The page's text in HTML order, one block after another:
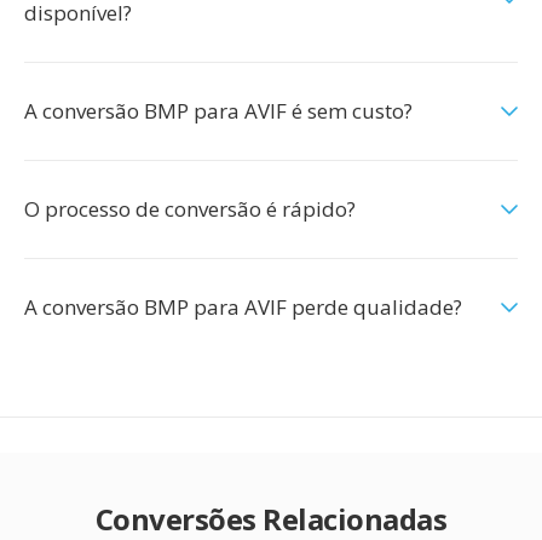
disponível?
A conversão BMP para AVIF é sem custo?
O processo de conversão é rápido?
A conversão BMP para AVIF perde qualidade?
Conversões Relacionadas